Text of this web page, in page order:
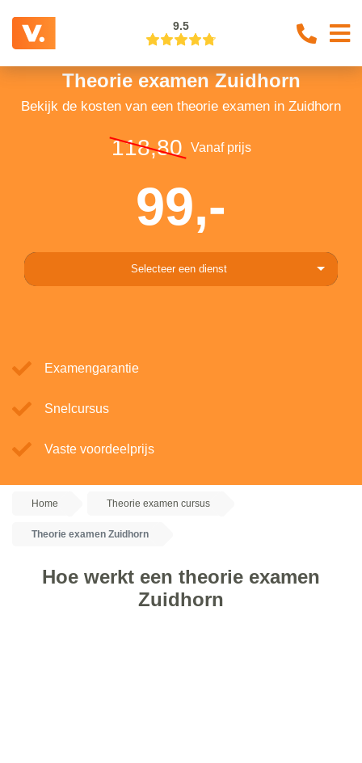
9.5
Theorie examen Zuidhorn
Bekijk de kosten van een theorie examen in Zuidhorn
118,80 Vanaf prijs
99,-
Selecteer een dienst
Examengarantie
Snelcursus
Vaste voordeelprijs
Home Theorie examen cursus
Theorie examen Zuidhorn
Hoe werkt een theorie examen
Zuidhorn